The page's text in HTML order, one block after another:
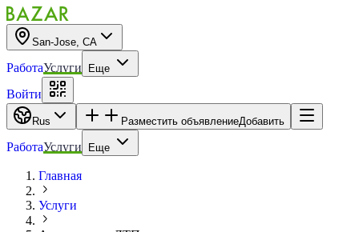
San-Jose, CA
РаботаУслуги Еще
Войти
Rus Разместить объявлениеДобавить
РаботаУслуги Еще
Главная
Услуги